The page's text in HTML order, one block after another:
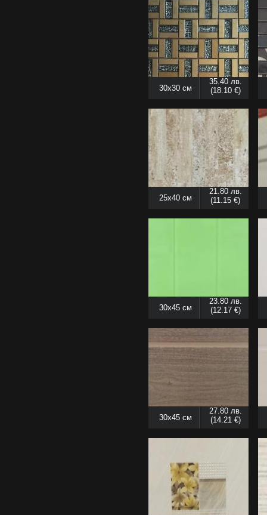
30x30 см
35.40 лв.
(18.10 €)
25x40 см
21.80 лв.
(11.15 €)
30x45 см
23.80 лв.
(12.17 €)
30x45 см
27.80 лв.
(14.21 €)